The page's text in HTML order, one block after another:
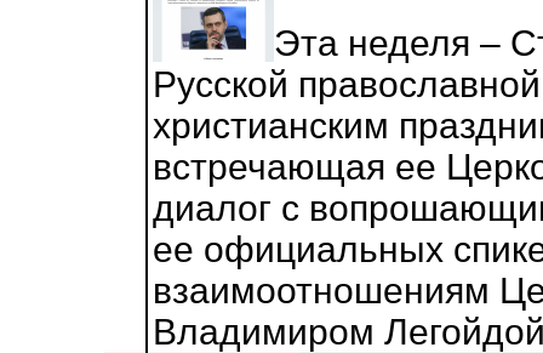
Эта неделя –
Русской
христианским
встречающая ее
диалог с
ее официальных
взаимоотношениям
Владимиром